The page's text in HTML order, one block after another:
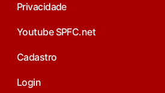
Privacidade
Youtube SPFC.net
Cadastro
Login